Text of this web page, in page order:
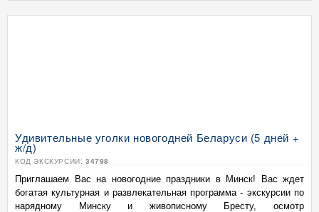
Удивительные уголки новогодней Беларуси (5 дней +
ж/д)
КОД ЭКСКУРСИИ: 34798
Приглашаем Вас на новогодние праздники в Минск! Вас ждет
богатая культурная и развлекательная программа - экскурсии по
нарядному Минску и живописному Бресту, осмотр